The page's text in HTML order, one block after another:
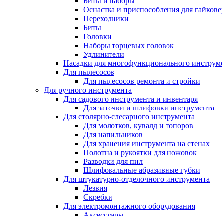
Оснастка и приспособления для
Переходники
Биты
Головки
Наборы торцевых головок
Удлинители
Насадки для многофункционального
Для пылесосов
Для пылесосов ремонта и стройки
Для ручного инструмента
Для садового инструмента и инвентаря
Для заточки и шлифовки инструмента
Для столярно-слесарного инструмента
Для молотков, кувалд и топоров
Для напильников
Для хранения инструмента на стенах
Полотна и рукоятки для ножовок
Разводки для пил
Шлифовальные абразивные губки
Для штукатурно-отделочного инструмента
Лезвия
Скребки
Для электромонтажного оборудования